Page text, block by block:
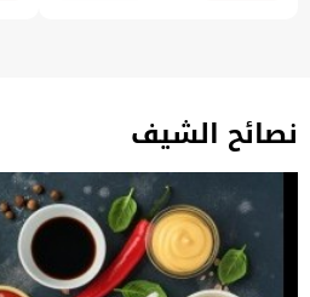
نصائح الشيف